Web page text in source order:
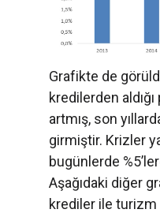
Grafikte de
kredilerden
artmış, son
girmiştir. Krizler
bugünlerde
Aşağıdaki diğer
krediler ile